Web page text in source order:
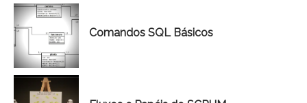
Comandos SQL Básicos